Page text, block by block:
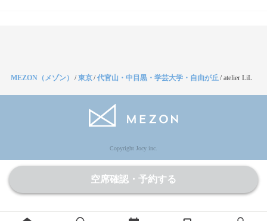
空席確認・予約する
MEZON（メゾン） /東京/代官山・中目黒・学芸大学・自由が丘 /atelier LiL
Copyright Jocy inc.